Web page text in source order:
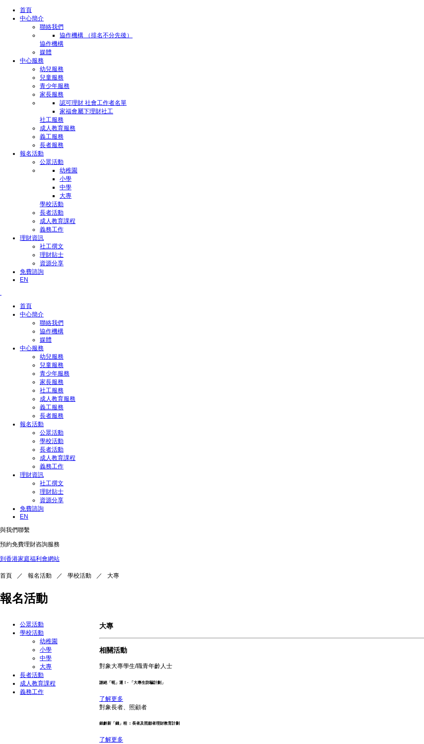
首頁
中心簡介
聯絡我們
協作機構 （排名不分先後）
協作機構
媒體
中心服務
幼兒服務
兒童服務
青少年服務
家長服務
認可理財 社會工作者名單
家福會屬下理財社工
社工服務
成人教育服務
義工服務
長者服務
報名活動
公眾活動
幼稚園
小學
中學
大專
學校活動
長者活動
成人教育課程
義務工作
理財資訊
社工撰文
理財貼士
資源分享
免費諮詢
EN
首頁
中心簡介
聯絡我們
協作機構
媒體
中心服務
幼兒服務
兒童服務
青少年服務
家長服務
社工服務
成人教育服務
義工服務
長者服務
報名活動
公眾活動
學校活動
長者活動
成人教育課程
義務工作
理財資訊
社工撰文
理財貼士
資源分享
免費諮詢
EN
與我們聯繫
預約免費理財咨詢服務
到香港家庭福利會網站
首頁 ／ 報名活動 ／ 學校活動 ／ 大專
報名活動
公眾活動
學校活動
幼稚園
小學
中學
大專
長者活動
成人教育課程
義務工作
大專
相關活動
對象大專學生/職青年齡人士
謝絕「呃」運！- 「大專生防騙計劃」
了解更多
對象長者、照顧者
銀齡新「錢」程 ︰長者及照顧者理財教育計劃
了解更多